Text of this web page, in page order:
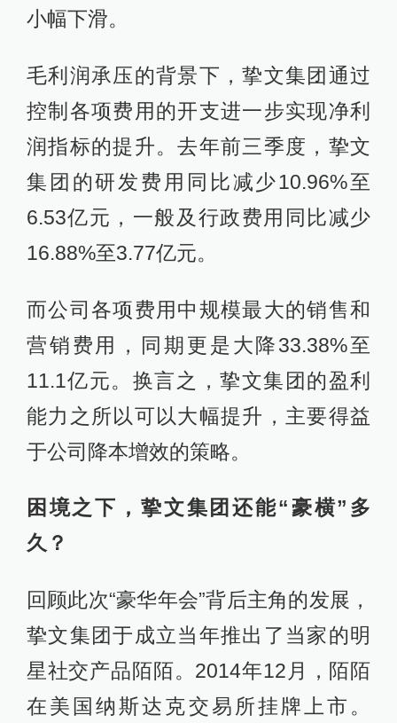
小幅下滑。
毛利润承压的背景下，挚文集团通过
控制各项费用的开支进一步实现净利
润指标的提升。去年前三季度，挚文
集团的研发费用同比减少10.96%至
6.53亿元，一般及行政费用同比减少
16.88%至3.77亿元。
而公司各项费用中规模最大的销售和
营销费用，同期更是大降33.38%至
11.1亿元。换言之，挚文集团的盈利
能力之所以可以大幅提升，主要得益
于公司降本增效的策略。
困境之下，挚文集团还能“豪横”多
久？
回顾此次“豪华年会”背后主角的发展，
挚文集团于成立当年推出了当家的明
星社交产品陌陌。2014年12月，陌陌
在美国纳斯达克交易所挂牌上市。